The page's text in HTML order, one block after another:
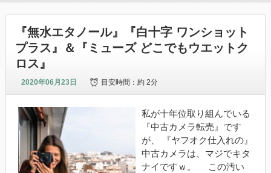
『無水エタノール』『白十字 ワンショット
プラス』＆『ミューズ どこでもウエットク
ロス』
2020年06月23日 目安時間：約 2分
私が十年位取り組んでいる
『中古カメラ転売』です
が、 『ヤフオク仕入れの』
中古カメラは、マジでキタ
ナイですｗ。 この汚い